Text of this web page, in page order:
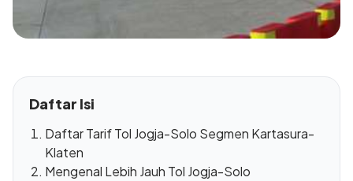
Daftar Isi
Daftar Tarif Tol Jogja-Solo Segmen Kartasura-
Klaten
Mengenal Lebih Jauh Tol Jogja-Solo